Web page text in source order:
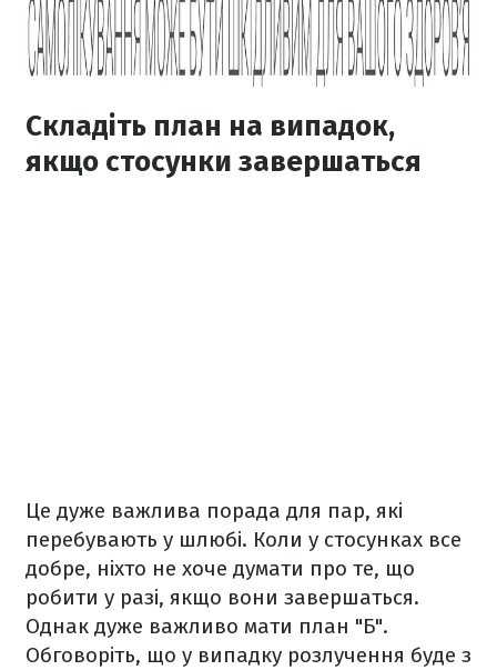
Складіть план на випадок,
якщо стосунки завершаться
Це дуже важлива порада для пар, які
перебувають у шлюбі. Коли у стосунках все
добре, ніхто не хоче думати про те, що
робити у разі, якщо вони завершаться.
Однак дуже важливо мати план "Б".
Обговоріть, що у випадку розлучення буде з